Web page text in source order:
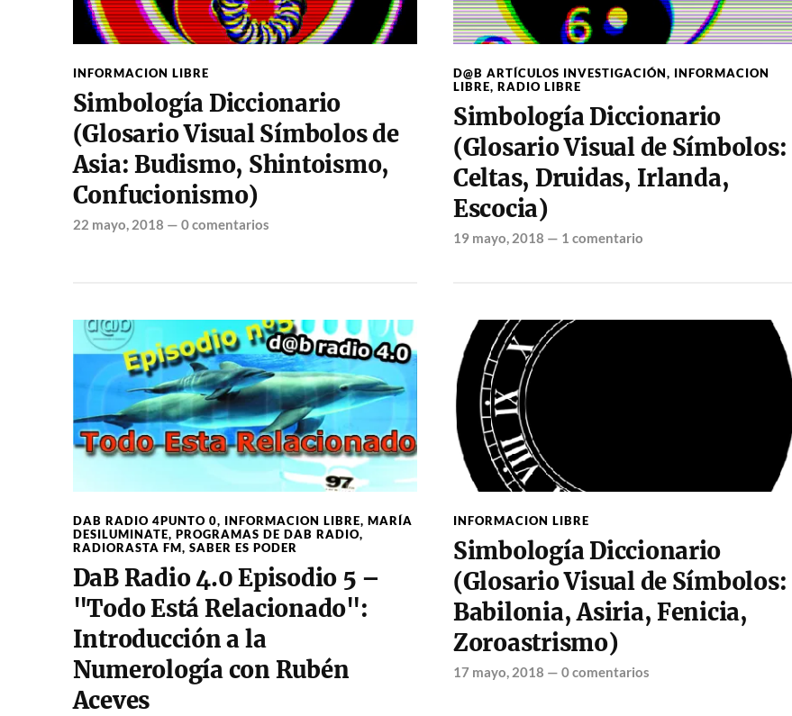
INFORMACION LIBRE
Simbología Diccionario
(Glosario Visual Símbolos de
Asia: Budismo, Shintoismo,
Confucionismo)
22 mayo, 2018 — 0 comentarios
D@B ARTÍCULOS INVESTIGACIÓN, INFORMACION
LIBRE, RADIO LIBRE
Simbología Diccionario
(Glosario Visual de Símbolos:
Celtas, Druidas, Irlanda,
Escocia)
19 mayo, 2018 — 1 comentario
DAB RADIO 4PUNTO 0, INFORMACION LIBRE, MARÍA
DESILUMINATE, PROGRAMAS DE DAB RADIO,
RADIORASTA FM, SABER ES PODER
DaB Radio 4.0 Episodio 5 –
"Todo Está Relacionado":
Introducción a la
Numerología con Rubén
Aceves
INFORMACION LIBRE
Simbología Diccionario
(Glosario Visual de Símbolos:
Babilonia, Asiria, Fenicia,
Zoroastrismo)
17 mayo, 2018 — 0 comentarios